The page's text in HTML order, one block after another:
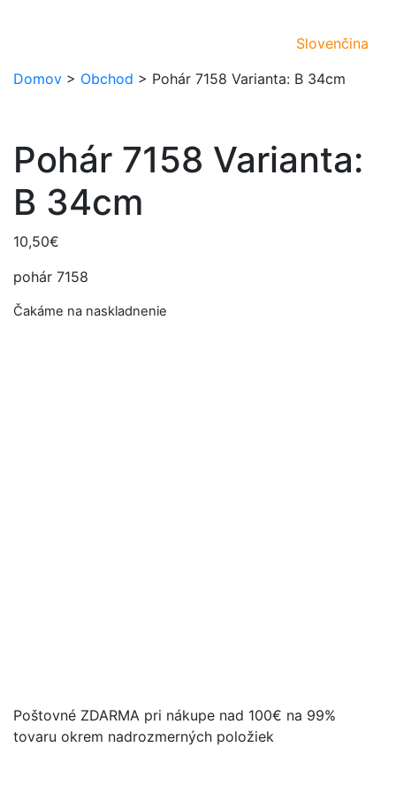
Slovenčina
Domov > Obchod > Pohár 7158 Varianta: B 34cm
Pohár 7158 Varianta:
B 34cm
10,50€
pohár 7158
Čakáme na naskladnenie
Poštovné ZDARMA pri nákupe nad 100€ na 99%
tovaru okrem nadrozmerných položiek